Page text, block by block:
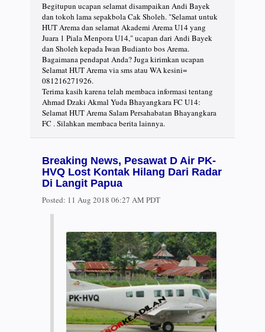
Begitupun ucapan selamat disampaikan Andi Bayek
dan tokoh lama sepakbola Cak Sholeh. "Selamat untuk
HUT Arema dan selamat Akademi Arema U14 yang
Juara 1 Piala Menpora U14," ucapan dari Andi Bayek
dan Sholeh kepada Iwan Budianto bos Arema.
Bagaimana pendapat Anda? Juga kirimkan ucapan
Selamat HUT Arema via sms atau WA kesini=
081216271926.
Terima kasih karena telah membaca informasi tentang
Ahmad Dzaki Akmal Yuda Bhayangkara FC U14:
Selamat HUT Arema Salam Persahabatan Bhayangkara
FC . Silahkan membaca berita lainnya.
Breaking News, Pesawat D Air PK-
HVQ Lost Kontak Hilang Dari Radar
Di Langit Papua
Posted: 11 Aug 2018 06:27 AM PDT